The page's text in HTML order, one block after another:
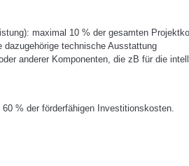
maximal 10 % der gesamten
dazugehörige technische Ausstattung
anderer Komponenten, die zB für die
% der förderfähigen Investitionskosten.